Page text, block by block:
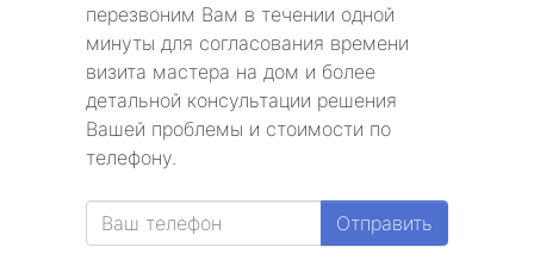
перезвоним Вам в течении одной
минуты для согласования времени
визита мастера на дом и более
детальной консультации решения
Вашей проблемы и стоимости по
телефону.
Отправить